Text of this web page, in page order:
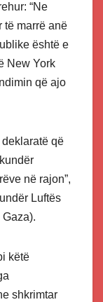
“Ne
të marrë anë
është e
New York
që ajo
që
në rajon”,
Luftës
këtë
shkrimtar